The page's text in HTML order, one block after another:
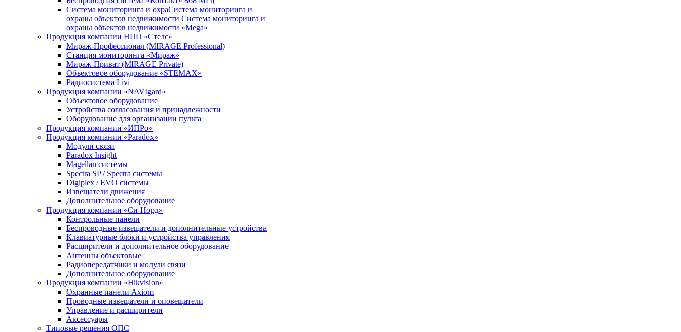
Система мониторинга и охраСистема мониторинга и
охраны объектов недвижимости Система мониторинга и
охраны объектов недвижимости «Mega»
Продукция компании НПП «Стелс»
Мираж-Профессионал (MIRAGE Professional)
Станция мониторинга «Мираж»
Мираж-Приват (MIRAGE Private)
Объектовое оборудование «STEMAX»
Радиосистема Livi
Продукция компании «NAVIgard»
Объектовое оборудование
Устройства согласования и принадлежности
Оборудование для организации пульта
Продукция компании «ИПРо»
Продукция компании «Paradox»
Модули связи
Paradox Insight
Magellan системы
Spectra SP / Spectra системы
Digiplex / EVO системы
Извещатели движения
Дополнительное оборудование
Продукция компании «Си-Норд»
Контрольные панели
Беспроводные извещатели и дополнительные устройства
Клавиатурные блоки и устройства управления
Расширители и дополнительное оборудование
Антенны объектовые
Радиопередатчики и модули связи
Дополнительное оборудование
Продукция компании «Hikvision»
Охранные панели Axiom
Проводные извещатели и оповещатели
Управление и расширители
Аксессуары
Типовые решения ОПС